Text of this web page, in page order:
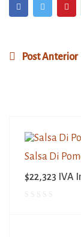
Post Anterior
Salsa Di
$22,323 IVA